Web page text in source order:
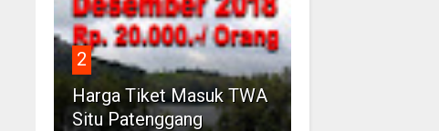
2
Harga Tiket Masuk TWA
Situ Patenggang